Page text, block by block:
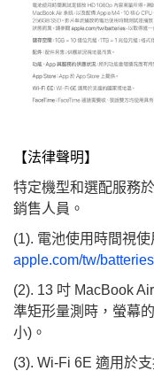
【法律聲明】
特定機型和選配服務
銷售人員。
(1). 電池使用時間視
apple.com/tw/batteries
(2). 13 吋 MacBook
準矩形量測時，螢幕
小)。
(3). Wi-Fi 6E 適用於